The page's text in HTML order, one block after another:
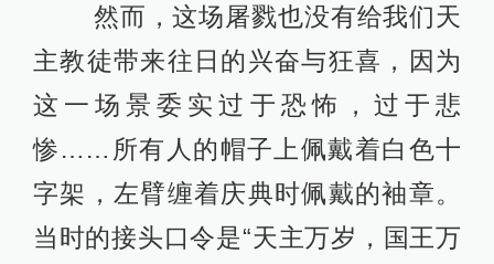
然而，这场屠戮也没有给我们天
主教徒带来往日的兴奋与狂喜，因为
这一场景委实过于恐怖，过于悲
惨……所有人的帽子上佩戴着白色十
字架，左臂缠着庆典时佩戴的袖章。
当时的接头口令是“天主万岁，国王万